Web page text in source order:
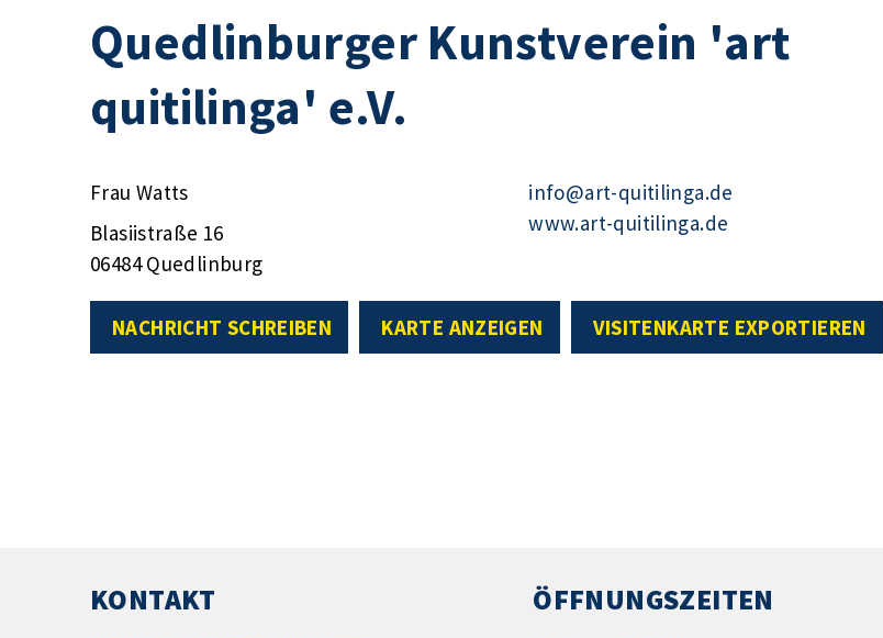
Quedlinburger Kunstverein 'art
quitilinga' e.V.
Frau Watts
Blasiistraße 16
06484 Quedlinburg
info@art-quitilinga.de
www.art-quitilinga.de
NACHRICHT SCHREIBEN KARTE ANZEIGEN VISITENKARTE EXPORTIEREN
KONTAKT ÖFFNUNGSZEITEN